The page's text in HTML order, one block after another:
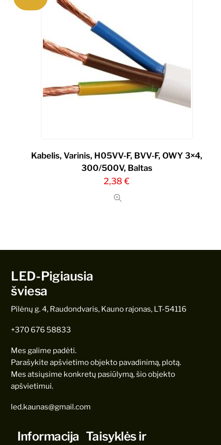
Kabelis, Varinis, H05VV-F, BVV-F, OWY 3×4,
300/500V, Baltas
2,38€
LED-Pigiausia
šviesa
Pilėnų g. 4, Raudondvaris, Kauno rajonas, LT-54116
+370 676 58833
Mes galime padėti.
Parašykite apšvietimo objekto pavadinimą, plotą.
Mes atsiųsime konkretų pasiūlymą, šio objekto
apšvietimui.
led.kaunas@gmail.com
Informacija Taisyklės ir